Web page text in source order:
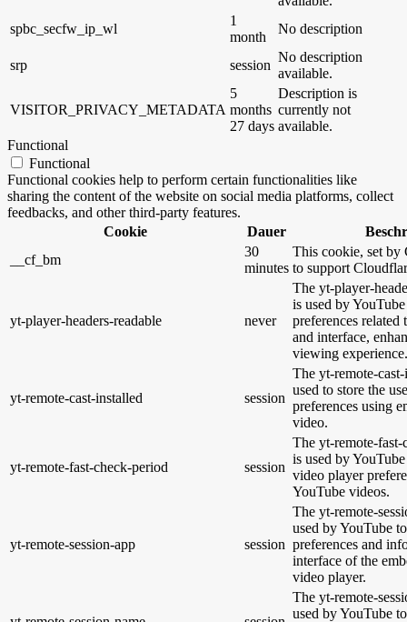
spbc_secfw_ip_wl
1
month
No description
srp session
No description
available.
VISITOR_PRIVACY_METADATA
5
months
27 days
Description is
currently not
available.
Functional
Functional
Functional cookies help to perform certain functionalities like
sharing the content of the website on social media platforms, collect
feedbacks, and other third-party features.
Cookie
Dauer
__cf_bm
30
minutes
This cookie, set by
to support
yt-player-headers-readable never
The yt-player-
is used by
preferences
and interface,
viewing experience.
yt-remote-cast-installed session
The yt-remote-
used to store the
preferences using
video.
yt-remote-fast-check-period session
The yt-remote-
is used by
video player
YouTube videos.
yt-remote-session-app session
The yt-remote-
used by YouTube
preferences and
interface of the
video player.
The yt-remote-
used by YouTube